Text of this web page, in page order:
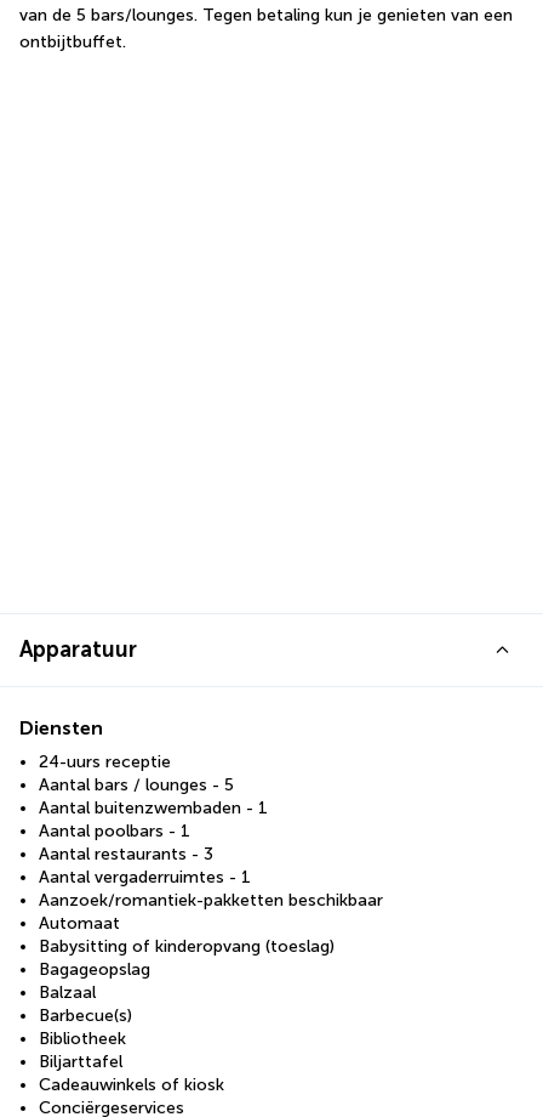
van de 5 bars/lounges. Tegen betaling kun je genieten van een
ontbijtbuffet.
Apparatuur
Diensten
24-uurs receptie
Aantal bars / lounges - 5
Aantal buitenzwembaden - 1
Aantal poolbars - 1
Aantal restaurants - 3
Aantal vergaderruimtes - 1
Aanzoek/romantiek-pakketten beschikbaar
Automaat
Babysitting of kinderopvang (toeslag)
Bagageopslag
Balzaal
Barbecue(s)
Bibliotheek
Biljarttafel
Cadeauwinkels of kiosk
Conciërgeservices